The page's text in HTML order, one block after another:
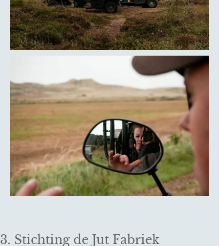
3. Stichting de Jut Fabriek